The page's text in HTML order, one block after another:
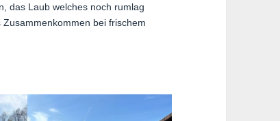
das Laub welches noch rumlag
bei frischem